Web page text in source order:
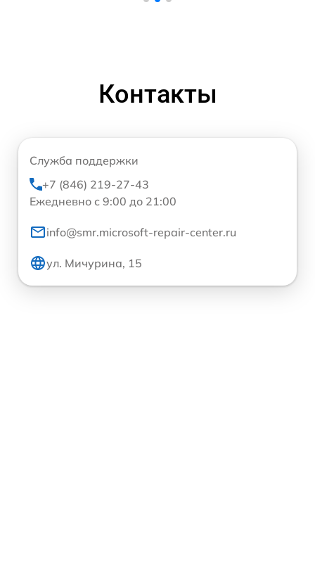
Контакты
Служба поддержки
+7 (846) 219-27-43
Ежедневно с 9:00 до 21:00
info@smr.microsoft-repair-center.ru
ул. Мичурина, 15